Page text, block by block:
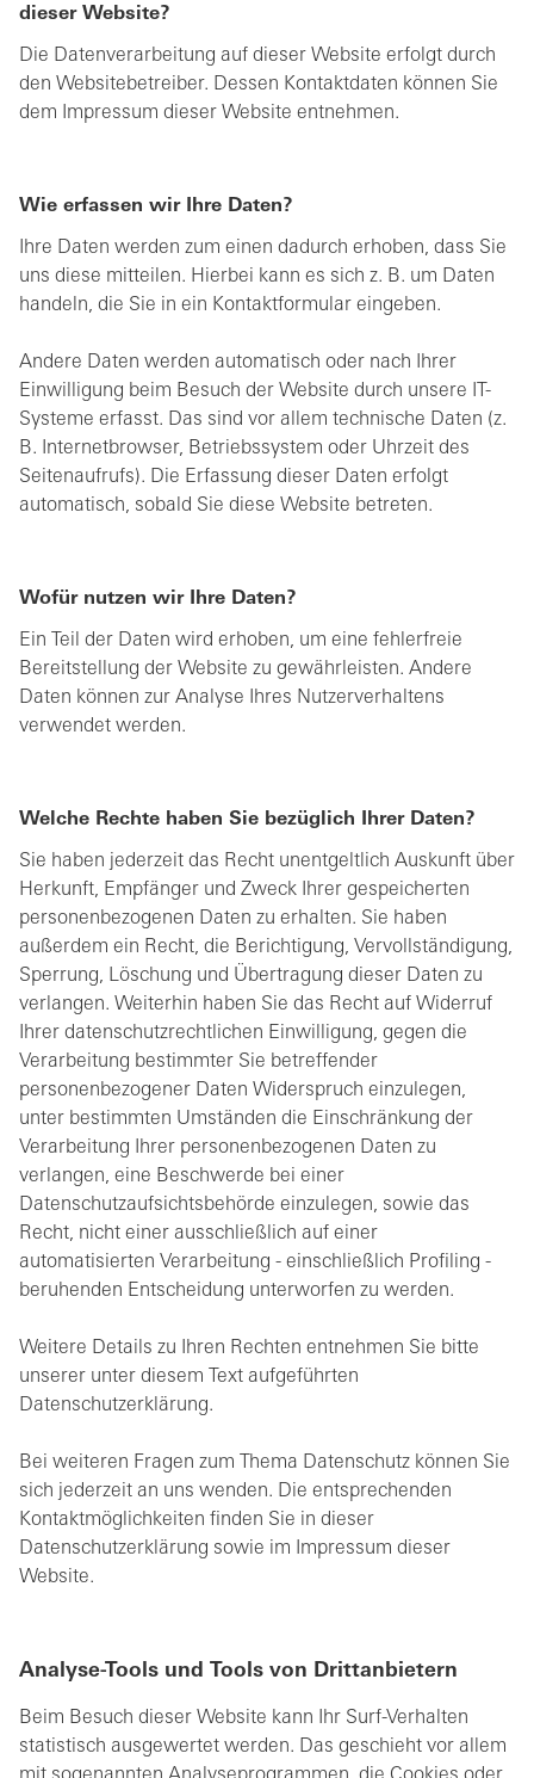
dieser Website?
Die Datenverarbeitung auf dieser Website erfolgt durch
den Websitebetreiber. Dessen Kontaktdaten können Sie
dem Impressum dieser Website entnehmen.
Wie erfassen wir Ihre Daten?
Ihre Daten werden zum einen dadurch erhoben, dass Sie
uns diese mitteilen. Hierbei kann es sich z. B. um Daten
handeln, die Sie in ein Kontaktformular eingeben.
Andere Daten werden automatisch oder nach Ihrer
Einwilligung beim Besuch der Website durch unsere IT-
Systeme erfasst. Das sind vor allem technische Daten (z.
B. Internetbrowser, Betriebssystem oder Uhrzeit des
Seitenaufrufs). Die Erfassung dieser Daten erfolgt
automatisch, sobald Sie diese Website betreten.
Wofür nutzen wir Ihre Daten?
Ein Teil der Daten wird erhoben, um eine fehlerfreie
Bereitstellung der Website zu gewährleisten. Andere
Daten können zur Analyse Ihres Nutzerverhaltens
verwendet werden.
Welche Rechte haben Sie bezüglich Ihrer Daten?
Sie haben jederzeit das Recht unentgeltlich Auskunft über
Herkunft, Empfänger und Zweck Ihrer gespeicherten
personenbezogenen Daten zu erhalten. Sie haben
außerdem ein Recht, die Berichtigung, Vervollständigung,
Sperrung, Löschung und Übertragung dieser Daten zu
verlangen. Weiterhin haben Sie das Recht auf Widerruf
Ihrer datenschutzrechtlichen Einwilligung, gegen die
Verarbeitung bestimmter Sie betreffender
personenbezogener Daten Widerspruch einzulegen,
unter bestimmten Umständen die Einschränkung der
Verarbeitung Ihrer personenbezogenen Daten zu
verlangen, eine Beschwerde bei einer
Datenschutzaufsichtsbehörde einzulegen, sowie das
Recht, nicht einer ausschließlich auf einer
automatisierten Verarbeitung - einschließlich Profiling -
beruhenden Entscheidung unterworfen zu werden.
Weitere Details zu Ihren Rechten entnehmen Sie bitte
unserer unter diesem Text aufgeführten
Datenschutzerklärung.
Bei weiteren Fragen zum Thema Datenschutz können Sie
sich jederzeit an uns wenden. Die entsprechenden
Kontaktmöglichkeiten finden Sie in dieser
Datenschutzerklärung sowie im Impressum dieser
Website.
Analyse-Tools und Tools von Drittanbietern
Beim Besuch dieser Website kann Ihr Surf-Verhalten
statistisch ausgewertet werden. Das geschieht vor allem